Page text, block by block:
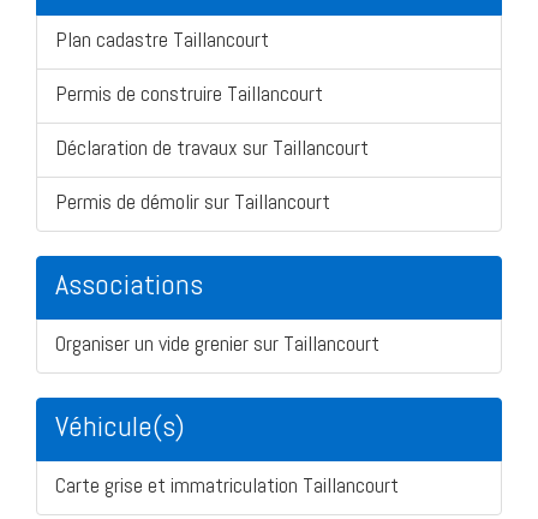
Plan cadastre Taillancourt
Permis de construire Taillancourt
Déclaration de travaux sur Taillancourt
Permis de démolir sur Taillancourt
Associations
Organiser un vide grenier sur Taillancourt
Véhicule(s)
Carte grise et immatriculation Taillancourt